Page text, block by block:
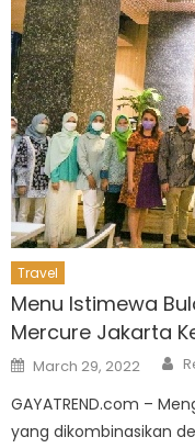
Travel
Menu Istimewa
Mercure Jakarta
Posted
on
March 29, 2022
GAYATREND.com –
yang dikombinasikan